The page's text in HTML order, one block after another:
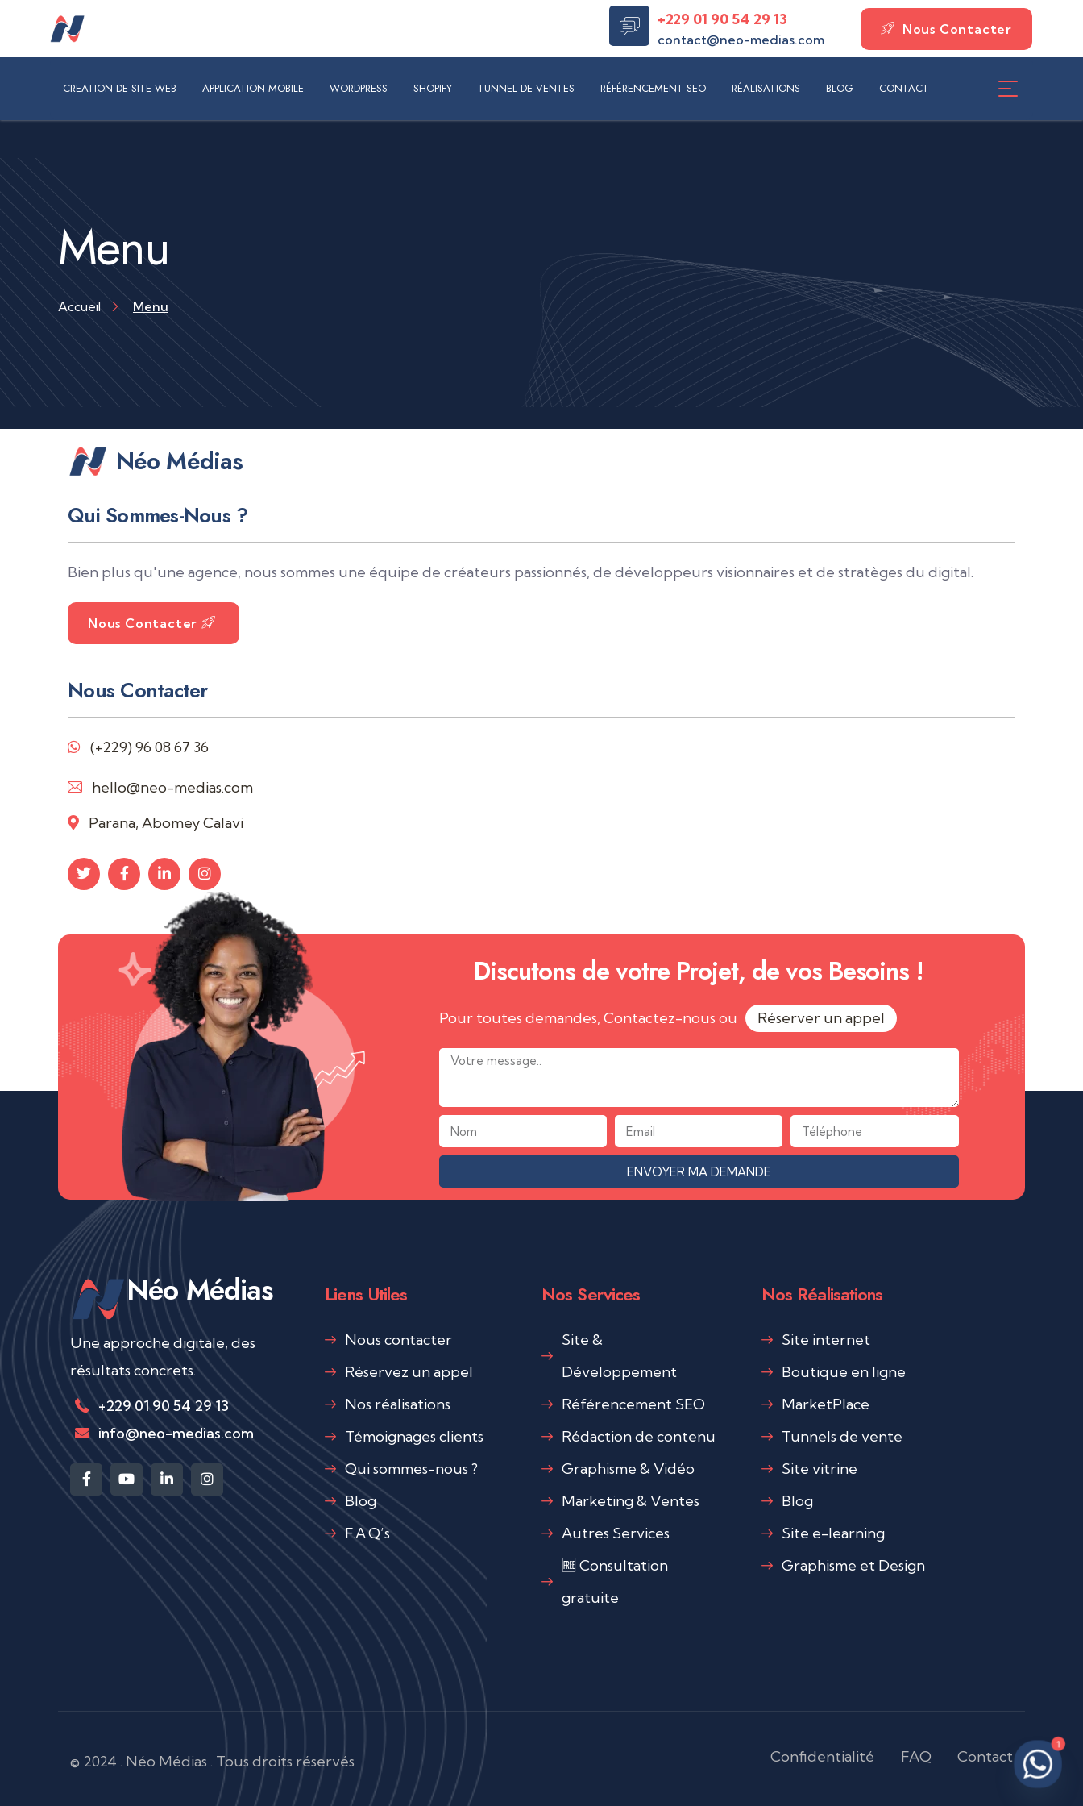
+229 01 90 54 29 13
contact@neo-medias.com
Nous Contacter
CREATION DE SITE WEB APPLICATION MOBILE WORDPRESS SHOPIFY TUNNEL DE VENTES RÉFÉRENCEMENT SEO RÉALISATIONS BLOG CONTACT
CREATION DE SITE WEB RÉFÉRENCEMENT SEO RÉALISATIONS BLOG CONTACT
Menu
Accueil Menu
Néo Médias
Qui Sommes-Nous ?
Bien plus qu'une agence, nous sommes une équipe de créateurs passionnés, de développeurs visionnaires et de stratèges du digital.
Nous Contacter
Nous Contacter
(+229) 96 08 67 36
hello@neo-medias.com
Parana, Abomey Calavi
Discutons de votre Projet, de vos Besoins !
Pour toutes demandes, Contactez-nous ou Réserver un appel
ENVOYER MA DEMANDE
Néo Médias
Une approche digitale, des
résultats concrets.
+229 01 90 54 29 13
info@neo-medias.com
Liens Utiles
Nous contacter
Réservez un appel
Nos réalisations
Témoignages clients
Qui sommes-nous ?
Blog
F.A.Q’s
Nos Services
Site &
Développement
Référencement SEO
Rédaction de contenu
Graphisme & Vidéo
Marketing & Ventes
Autres Services
🆓 Consultation
gratuite
Nos Réalisations
Site internet
Boutique en ligne
MarketPlace
Tunnels de vente
Site vitrine
Blog
Site e-learning
Graphisme et Design
© 2024 . Néo Médias . Tous droits réservés Confidentialité FAQ Contact
1